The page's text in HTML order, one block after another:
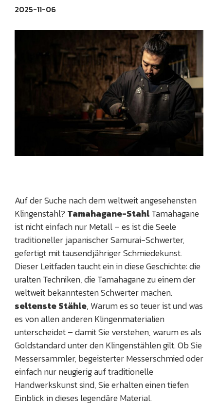
2025-11-06
Auf der Suche nach dem weltweit angesehensten
Klingenstahl? Tamahagane-StahlTamahagane
ist nicht einfach nur Metall – es ist die Seele
traditioneller japanischer Samurai-Schwerter,
gefertigt mit tausendjähriger Schmiedekunst.
Dieser Leitfaden taucht ein in diese Geschichte: die
uralten Techniken, die Tamahagane zu einem der
weltweit bekanntesten Schwerter machen.
seltenste Stähle, Warum es so teuer ist und was
es von allen anderen Klingenmaterialien
unterscheidet – damit Sie verstehen, warum es als
Goldstandard unter den Klingenstählen gilt. Ob Sie
Messersammler, begeisterter Messerschmied oder
einfach nur neugierig auf traditionelle
Handwerkskunst sind, Sie erhalten einen tiefen
Einblick in dieses legendäre Material.